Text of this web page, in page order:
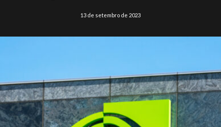
13 de setembro de 2023